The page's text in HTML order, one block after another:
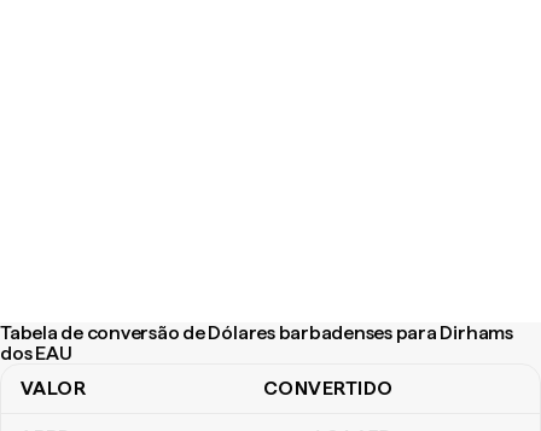
Tabela de conversão de Dólares barbadenses para Dirhams
dos EAU
VALOR CONVERTIDO